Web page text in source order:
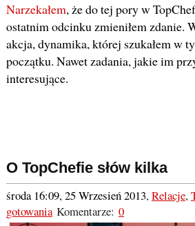
Narzekałem, że do tej pory w
ostatnim odcinku zmieniłem zdanie.
akcja, dynamika, której szukałem w
początku. Nawet zadania, jakie im
interesujące.
O TopChefie słów kilka
środa 16:09, 25 Wrzesień 2013,Relacje,
gotowaniaKomentarze: 0